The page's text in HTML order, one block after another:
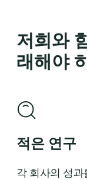
저희와
래해야
적은 연구
각 회사의 성과